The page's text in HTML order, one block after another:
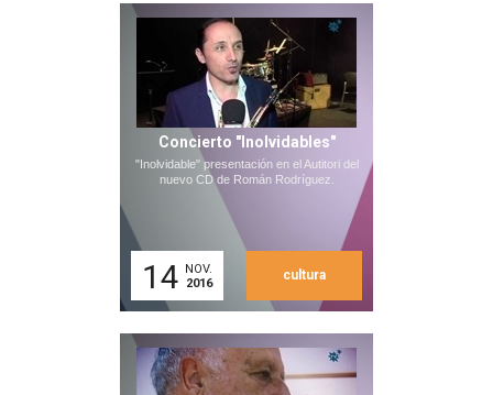
Concierto "Inolvidables"
"Inolvidable" presentación en el Autitori del
nuevo CD de Román Rodríguez.
14 NOV.
2016
cultura